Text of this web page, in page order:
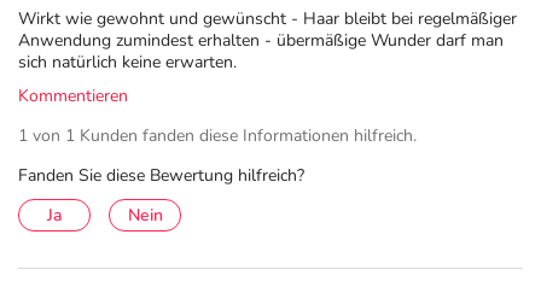
Wirkt wie gewohnt und gewünscht - Haar bleibt bei regelmäßiger
Anwendung zumindest erhalten - übermäßige Wunder darf man
sich natürlich keine erwarten.
Kommentieren
1 von 1 Kunden fanden diese Informationen hilfreich.
Fanden Sie diese Bewertung hilfreich?
Ja
Nein